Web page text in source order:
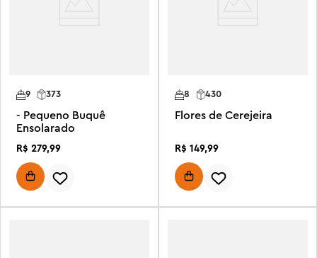
373
9
- Pequeno Buquê
Ensolarado
R$ 279,99
430
8
Flores de Cerejeira
R$ 149,99